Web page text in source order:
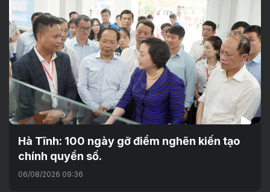
Hà Tĩnh: 100 ngày gỡ điểm nghẽn kiến tạo
chính quyền số.
06/08/2026 09:36